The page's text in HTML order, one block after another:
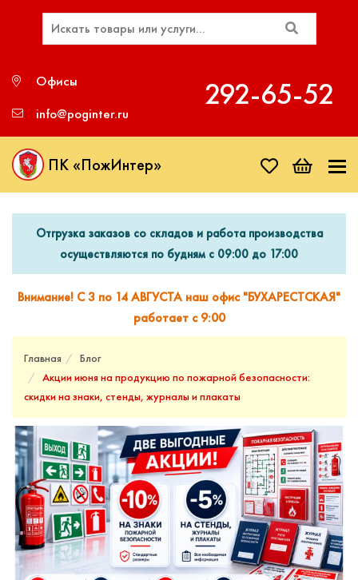
Офисы
info@poginter.ru
292‑65‑52
ПК «ПожИнтер»
Отгрузка заказов со складов и работа производства
осуществляются по будням с 09:00 до 17:00
Внимание! С 3 по 14 АВГУСТА наш офис "БУХАРЕСТСКАЯ"
работает с 9:00
Главная
Блог
Акции июня на продукцию по пожарной безопасности:
скидки на знаки, стенды, журналы и плакаты